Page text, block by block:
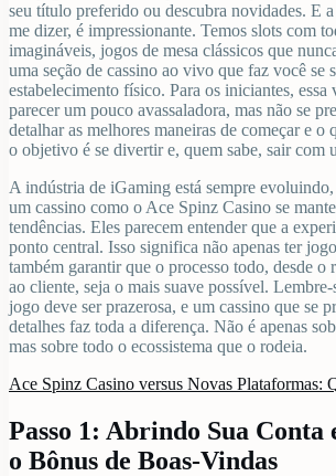
seu título preferido ou descubra novidades. E
me dizer, é impressionante. Temos slots com
imagináveis, jogos de mesa clássicos que
uma seção de cassino ao vivo que faz você se
estabelecimento físico. Para os iniciantes, essa
parecer um pouco avassaladora, mas não se
detalhar as melhores maneiras de começar e o
o objetivo é se divertir e, quem sabe, sair com
A indústria de iGaming está sempre
um cassino como o Ace Spinz Casino se
tendências. Eles parecem entender que a
ponto central. Isso significa não apenas ter
também garantir que o processo todo, desde o
ao cliente, seja o mais suave possível.
jogo deve ser prazerosa, e um cassino que se
detalhes faz toda a diferença. Não é apenas
mas sobre todo o ecossistema que o rodeia.
Ace Spinz Casino versus Novas Plataformas:
Passo 1: Abrindo Sua Conta
o Bônus de Boas-Vindas